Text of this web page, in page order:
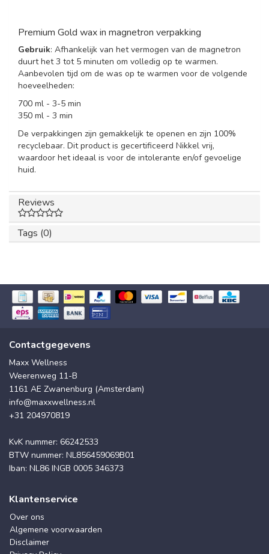
Premium Gold wax in magnetron verpakking
Gebruik: Afhankelijk van het vermogen van de magnetron
duurt het 3 tot 5 minuten om volledig op te warmen.
Aanbevolen tijd om de was op te warmen voor de volgende
hoeveelheden:
700 ml - 3-5 min
350 ml - 3 min
De verpakkingen zijn gemakkelijk te openen en zijn 100%
recyclebaar. Dit product is gecertificeerd Nikkel vrij,
waardoor het ideaal is voor de intolerante en/of gevoelige
huid.
Reviews
Tags (0)
Contactgegevens
Maxx Wellness
Weerenweg 11-B
1161 AE Zwanenburg (Amsterdam)
info@maxxwellness.nl
+31 204970819
KvK nummer: 66242533
BTW nummer: NL856459069B01
Iban: NL86 INGB 0005 346373
Klantenservice
Over ons
Algemene voorwaarden
Disclaimer